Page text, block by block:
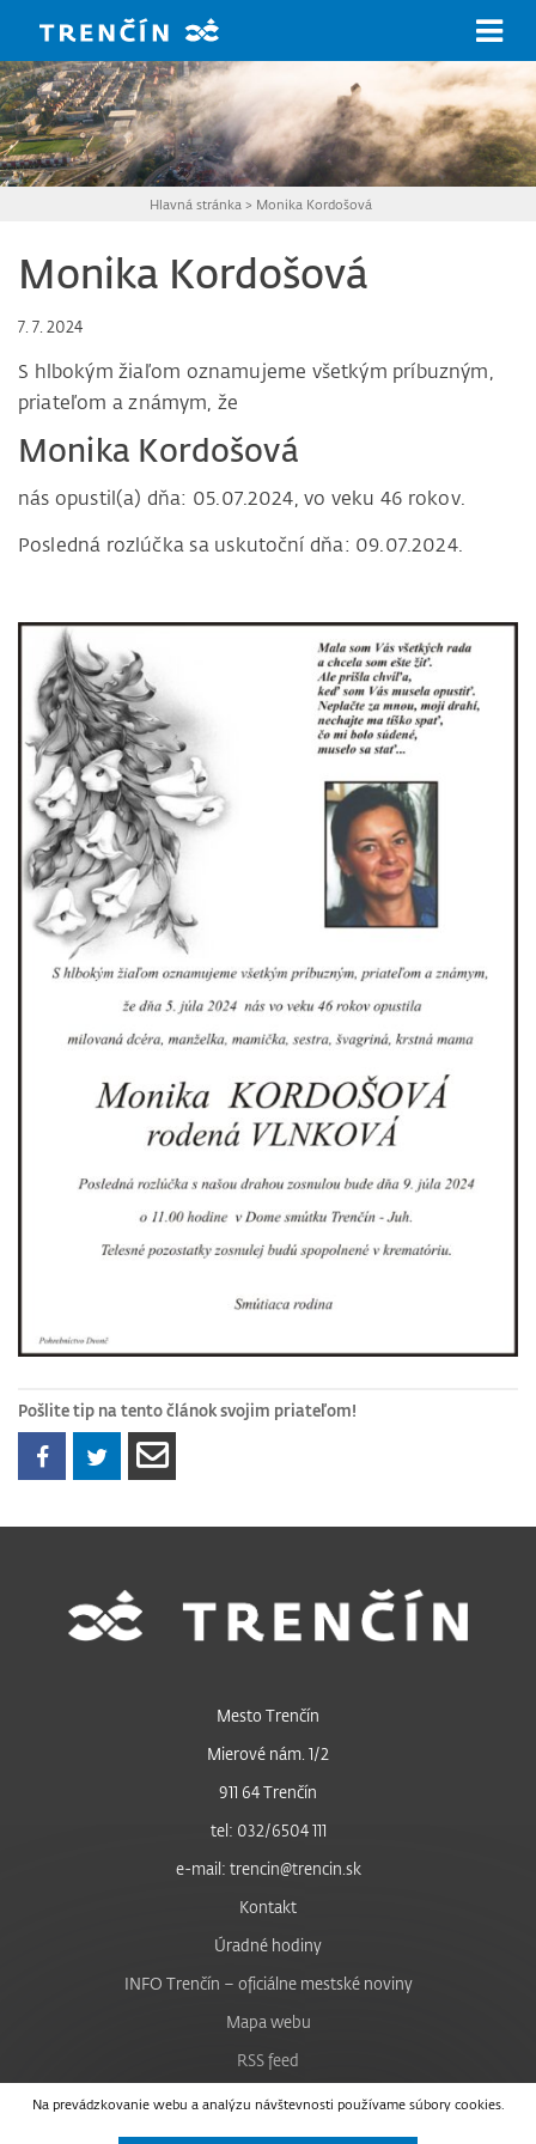
Hlavná stránka > Monika Kordošová
Monika Kordošová
7. 7. 2024
S hlbokým žiaľom oznamujeme všetkým príbuzným,
priateľom a známym, že
Monika Kordošová
nás opustil(a) dňa: 05.07.2024, vo veku 46 rokov.
Posledná rozlúčka sa uskutoční dňa: 09.07.2024.
Pošlite tip na tento článok svojim priateľom!
Na prevádzkovanie webu a analýzu návštevnosti používame súbory cookies.
Mesto Trenčín
Mierové nám. 1/2
911 64 Trenčín
tel: 032/6504 111
e-mail: trencin@trencin.sk
Kontakt
Úradné hodiny
INFO Trenčín – oficiálne mestské noviny
Mapa webu
RSS feed
Nastavenie cookies
Facebook